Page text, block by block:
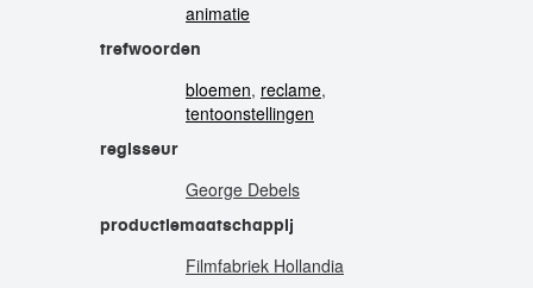
animatie
trefwoorden
bloemen, reclame,
tentoonstellingen
regisseur
George Debels
productiemaatschappij
Filmfabriek Hollandia